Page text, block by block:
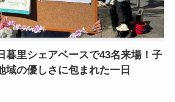
暮里シェアベースで43名来場！子
域の優しさに包まれた一日